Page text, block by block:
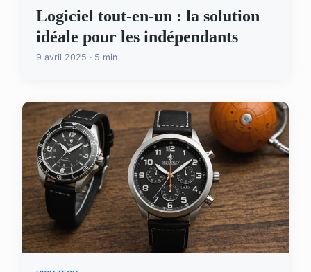
Logiciel tout-en-un : la solution
idéale pour les indépendants
9 avril 2025 · 5 min